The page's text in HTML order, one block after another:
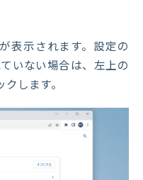
表示されます。設定の
いない場合は、左上の
します。